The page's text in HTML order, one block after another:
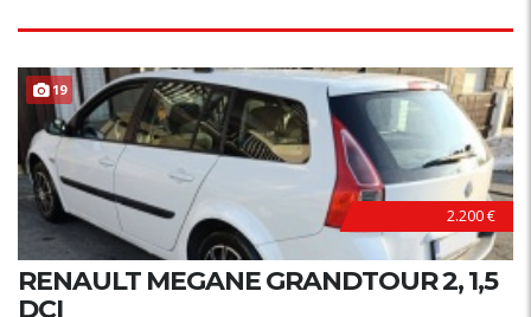
19
2.200 €
RENAULT MEGANE GRANDTOUR 2, 1,5
DCI